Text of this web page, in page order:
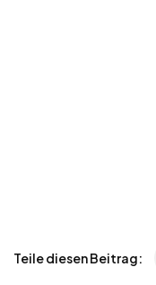
Teile diesen Beitrag: